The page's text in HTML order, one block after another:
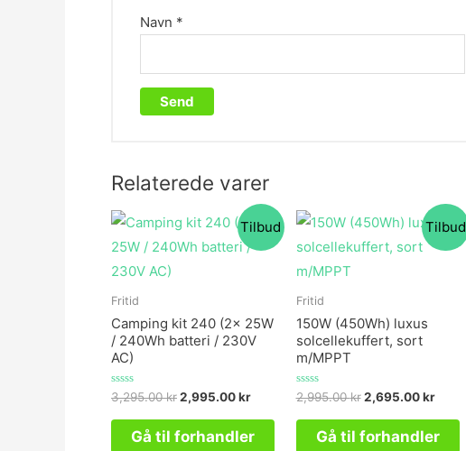
Navn *
Relaterede varer
Tilbud
Fritid
Camping kit 240 (2x 25W
/ 240Wh batteri / 230V
AC)
Vurderet
ud
3,295.00kr2,995.00kr
Gå til forhandler
Tilbud
Fritid
150W (450Wh) luxus
solcellekuffert, sort
m/MPPT
Vurderet
ud
2,995.00kr 2,695.00kr
Gå til forhandler